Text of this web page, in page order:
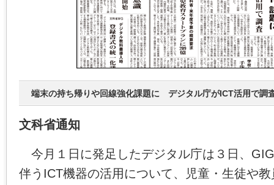
端末の持ち帰りや回線強化課題に デジタル庁がICT活用で調
文科省通知
今月１日に発足したデジタル庁は３日、
伴うICT機器の活用について、児童・生徒や